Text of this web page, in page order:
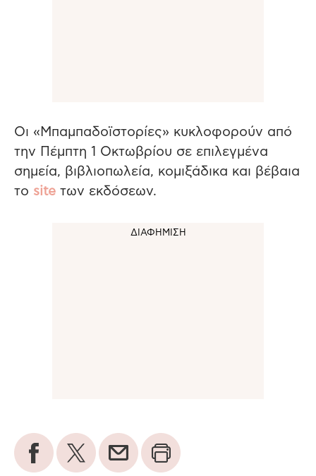
Οι «Μπαμπαδοϊστορίες» κυκλοφορούν από
την Πέμπτη 1 Οκτωβρίου σε επιλεγμένα
σημεία, βιβλιοπωλεία, κομιξάδικα και βέβαια
το site των εκδόσεων.